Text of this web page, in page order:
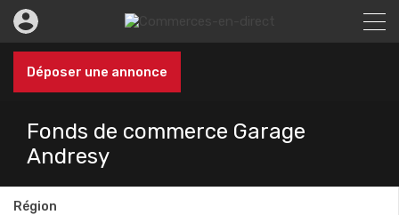
Déposer une annonce
Fonds de commerce Garage
Andresy
Région